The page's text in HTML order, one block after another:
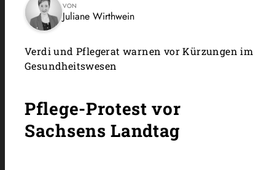
VON
Juliane Wirthwein
Verdi und Pflegerat warnen vor Kürzungen im
Gesundheitswesen
Pflege-Protest vor
Sachsens Landtag